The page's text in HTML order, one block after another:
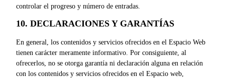
controlar el progreso y número de entradas.
10. DECLARACIONES Y GARANTÍAS
En general, los contenidos y servicios ofrecidos en el Espacio Web
tienen carácter meramente informativo. Por consiguiente, al
ofrecerlos, no se otorga garantía ni declaración alguna en relación
con los contenidos y servicios ofrecidos en el Espacio web,